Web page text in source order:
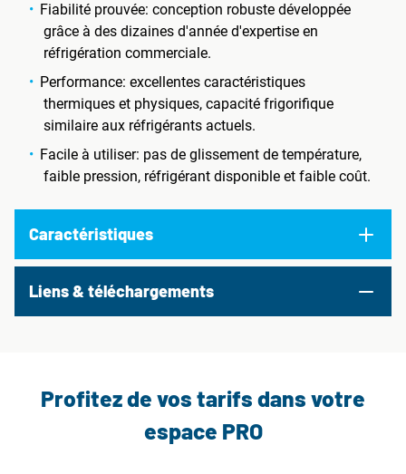
Fiabilité prouvée: conception robuste développée
grâce à des dizaines d'année d'expertise en
réfrigération commerciale.
Performance: excellentes caractéristiques
thermiques et physiques, capacité frigorifique
similaire aux réfrigérants actuels.
Facile à utiliser: pas de glissement de température,
faible pression, réfrigérant disponible et faible coût.
Caractéristiques
Liens & téléchargements
Profitez de vos tarifs dans votre
espace PRO